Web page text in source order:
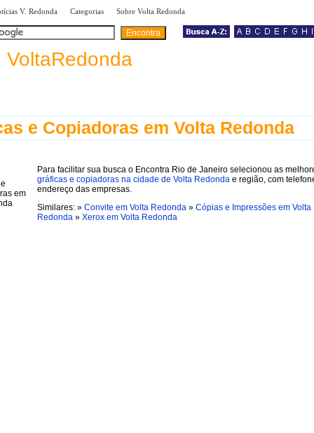
V. Redonda Categorias Sobre Volta Redonda
VoltaRedonda
e Copiadoras em Volta Redonda
Para facilitar sua busca o Encontra Rio de Janeiro selecionou as
gráficas e copiadoras na cidade de Volta Redonda e região, com
endereço das empresas.
Similares: » Convite em Volta Redonda » Cópias e Impressões em Volta
Redonda » Xerox em Volta Redonda